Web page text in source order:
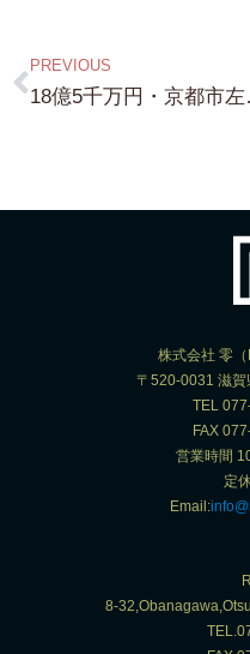
PREVIOUS
18億5千万円・京都市左京区
株式会社 零
〒520-0031 滋
TEL
FAX
営業時間
定
Email:
8-